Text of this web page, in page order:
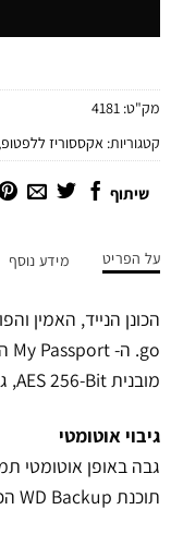
מק"ט: 4181
קטגוריות: אקססוריז ללפטופ,
שיתוף
על הפריט מידע נוסף
מובנית AES 256-Bit, גיבוי אוטומטי ועוד.
גיבוי אוטומטי
תוכנת WD Backup הכלולה. הגדר אותו בפשטות לפי לוח הזמנים המתאים לך – זמן ותדירות.